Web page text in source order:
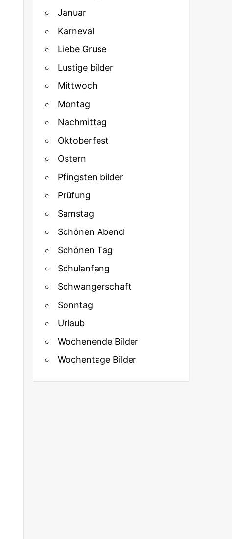
Januar
Karneval
Liebe Gruse
Lustige bilder
Mittwoch
Montag
Nachmittag
Oktoberfest
Ostern
Pfingsten bilder
Prüfung
Samstag
Schönen Abend
Schönen Tag
Schulanfang
Schwangerschaft
Sonntag
Urlaub
Wochenende Bilder
Wochentage Bilder